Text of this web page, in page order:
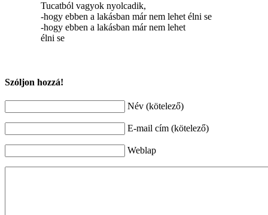
Tucatból vagyok nyolcadik,
-hogy ebben a lakásban már nem lehet élni se
-hogy ebben a lakásban már nem lehet
élni se
Szóljon hozzá!
Név (kötelező)
E-mail cím (kötelező)
Weblap